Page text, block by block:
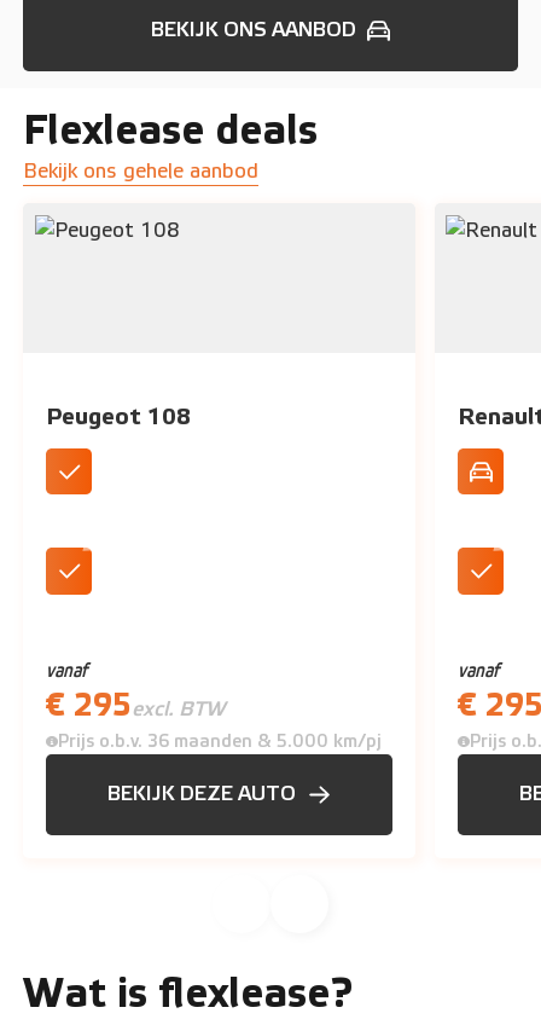
BEKIJK ONS AANBOD
Flexlease deals
Bekijk ons gehele aanbod
Peugeot 108
vanaf
€ 295 excl. BTW
Prijs o.b.v. 36 maanden & 5.000 km/pj
BEKIJK DEZE AUTO
vanaf
€
Prijs
Wat is flexlease?